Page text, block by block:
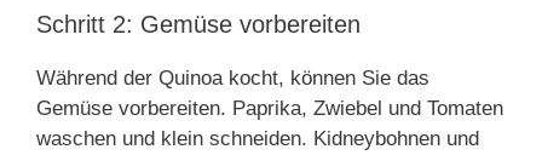
Schritt 2: Gemüse vorbereiten
Während der Quinoa kocht, können Sie das
Gemüse vorbereiten. Paprika, Zwiebel und Tomaten
waschen und klein schneiden. Kidneybohnen und